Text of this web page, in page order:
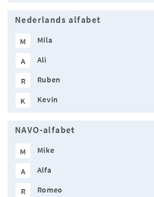
Nederlands alfabet
M Mila
A Ali
R Ruben
K Kevin
NAVO-alfabet
M Mike
A Alfa
R Romeo